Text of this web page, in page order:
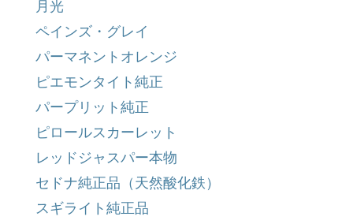
月光
ペインズ・グレイ
パーマネントオレンジ
ピエモンタイト純正
パープリット純正
ピロールスカーレット
レッドジャスパー本物
セドナ純正品（天然酸化鉄）
スギライト純正品